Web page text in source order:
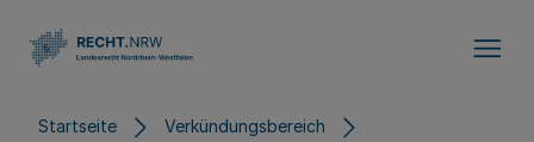
Startseite Verkündungsbereich